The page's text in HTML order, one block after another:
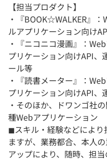
【担当プロダクト】
・『BOOK☆WALKER』
ルアプリケーション向け
・『ニコニコ漫画』：
プリケーション向けAPI、
ール等
・『読書メーター』：
プリケーション向けAPI、
・そのほか、ドワンゴ社
種Webアプリケーション
◼︎スキル・経験などにより
ますが、業務都合、本人
アップにより、随時、担当